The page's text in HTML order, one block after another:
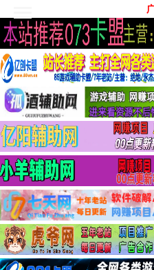
首页
技术学习
安卓绿化
单机游戏
社交娱乐
系统工具
活动线报
常用办公
源码收集